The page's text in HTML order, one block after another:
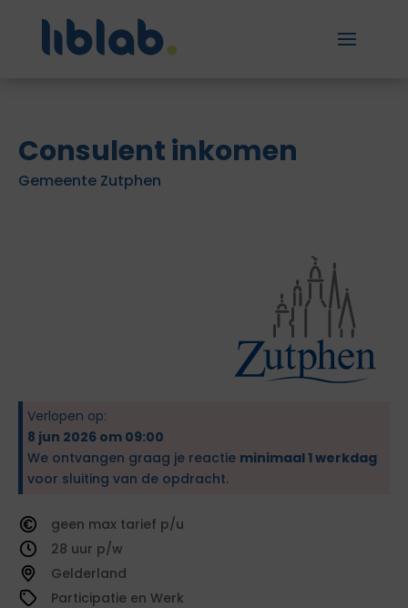
Consulent inkomen
Gemeente Zutphen
Verlopen op:
8 jun 2026 om 09:00
We ontvangen graag je reactie minimaal 1 werkdag
voor sluiting van de opdracht.
geen
tarief
28
Gelderland
Participatie en Werk